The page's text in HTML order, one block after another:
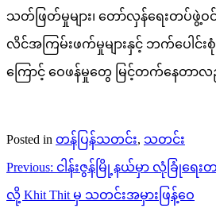
သတ်ဖြတ်မှုများ၊ တော်လှန်ရေးတပ်ဖွဲ့ဝင်
လိင်အကြမ်းဖက်မှုများနှင့် ဘက်ပေါင်း
ကြောင့် ဝေဖန်မှုတွေ မြင့်တက်နေတာလ
Posted in တန်ပြန်သတင်း, သတင်း
Post
navigation
Previous: ငါန်းဇွန်မြို့နယ်မှာ လုံခြုံရေ
လို့ Khit Thit မှ သတင်းအမှားဖြန့်ဝေ